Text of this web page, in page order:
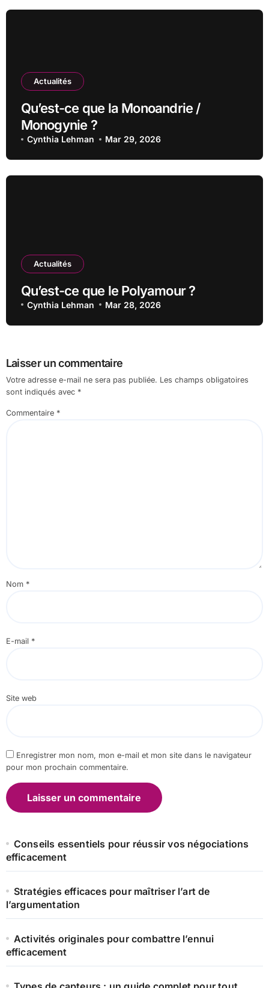
Actualités
Qu’est-ce que la Monoandrie /
Monogynie ?
Cynthia Lehman Mar 29, 2026
Actualités
Qu’est-ce que le Polyamour ?
Cynthia Lehman Mar 28, 2026
Laisser un commentaire
Votre adresse e-mail ne sera pas publiée. Les champs obligatoires
sont indiqués avec *
Commentaire *
Nom *
E-mail *
Site web
Enregistrer mon nom, mon e-mail et mon site dans le navigateur
pour mon prochain commentaire.
Conseils essentiels pour réussir vos négociations
efficacement
Stratégies efficaces pour maîtriser l’art de
l’argumentation
Activités originales pour combattre l’ennui
efficacement